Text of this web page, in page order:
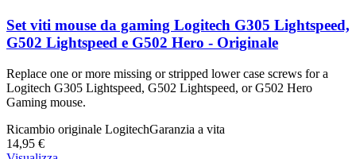
Set viti mouse da gaming Logitech G305 Lightspeed,
G502 Lightspeed e G502 Hero - Originale
Replace one or more missing or stripped lower case screws for a
Logitech G305 Lightspeed, G502 Lightspeed, or G502 Hero
Gaming mouse.
Ricambio originale LogitechGaranzia a vita
14,95 €